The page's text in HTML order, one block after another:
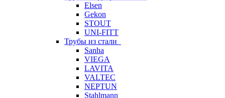
Elsen
Gekon
STOUT
UNI-FITT
Трубы из стали
Sanha
VIEGA
LAVITA
VALTEC
NEPTUN
Stahlmann